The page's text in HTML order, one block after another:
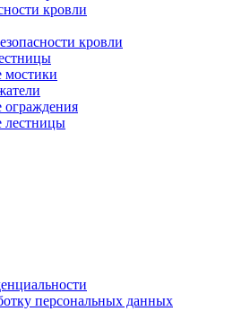
кровли
кровли
мостики
ограждения
лестницы
персональных данных